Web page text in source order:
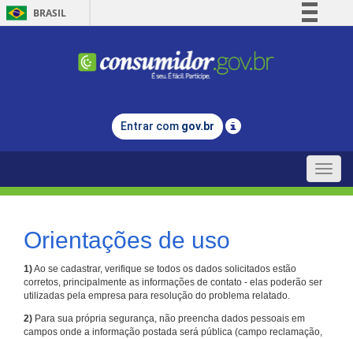
BRASIL
Comunica BR
Legislação
Entrar com gov.br
Toggle
Orientações de uso
1)Ao se cadastrar, verifique se todos os dados solicitados estão
corretos, principalmente as informações de contato - elas poderão ser
utilizadas pela empresa para resolução do problema relatado.
2) Para sua própria segurança, não preencha dados pessoais em
campos onde a informação postada será pública (campo reclamação,